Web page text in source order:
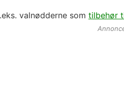
valnødderne som tilbehør